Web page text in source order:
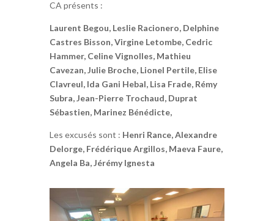
CA présents :
Laurent Begou, Leslie Racionero, Delphine
Castres Bisson, Virgine Letombe, Cedric
Hammer, Celine Vignolles, Mathieu
Cavezan, Julie Broche, Lionel Pertile, Elise
Clavreul, Ida Gani Hebal, Lisa Frade, Rémy
Subra, Jean-Pierre Trochaud, Duprat
Sébastien, Marinez Bénédicte,
Les excusés sont : Henri Rance, Alexandre
Delorge, Frédérique Argillos, Maeva Faure,
Angela Ba, Jérémy Ignesta